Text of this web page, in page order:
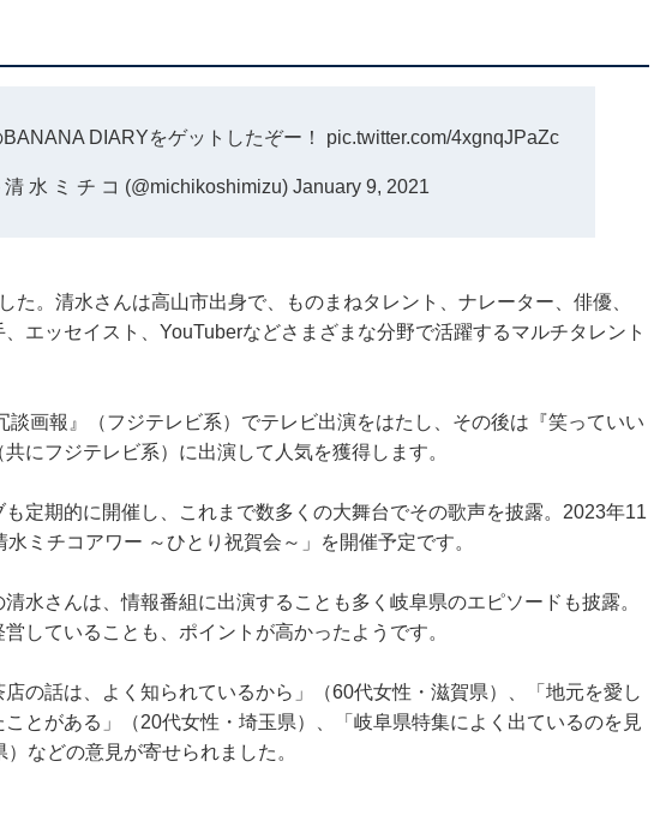
DIARYをゲットしたぞー！ pic.twitter.com/4xgnqJPaZc
水 ミ チ コ (@michikoshimizu) January 9, 2021
た。清水さんは高山市出身で、ものまねタレント、ナレーター、俳優、
エッセイスト、YouTuberなどさまざまな分野で活躍するマルチタレント
談画報』（フジテレビ系）でテレビ出演をはたし、その後は『笑っていい
にフジテレビ系）に出演して人気を獲得します。
定期的に開催し、これまで数多くの大舞台でその歌声を披露。2023年11
ミチコアワー ～ひとり祝賀会～」を開催予定です。
水さんは、情報番組に出演することも多く岐阜県のエピソードも披露。
していることも、ポイントが高かったようです。
の話は、よく知られているから」（60代女性・滋賀県）、「地元を愛し
とがある」（20代女性・埼玉県）、「岐阜県特集によく出ているのを見
などの意見が寄せられました。